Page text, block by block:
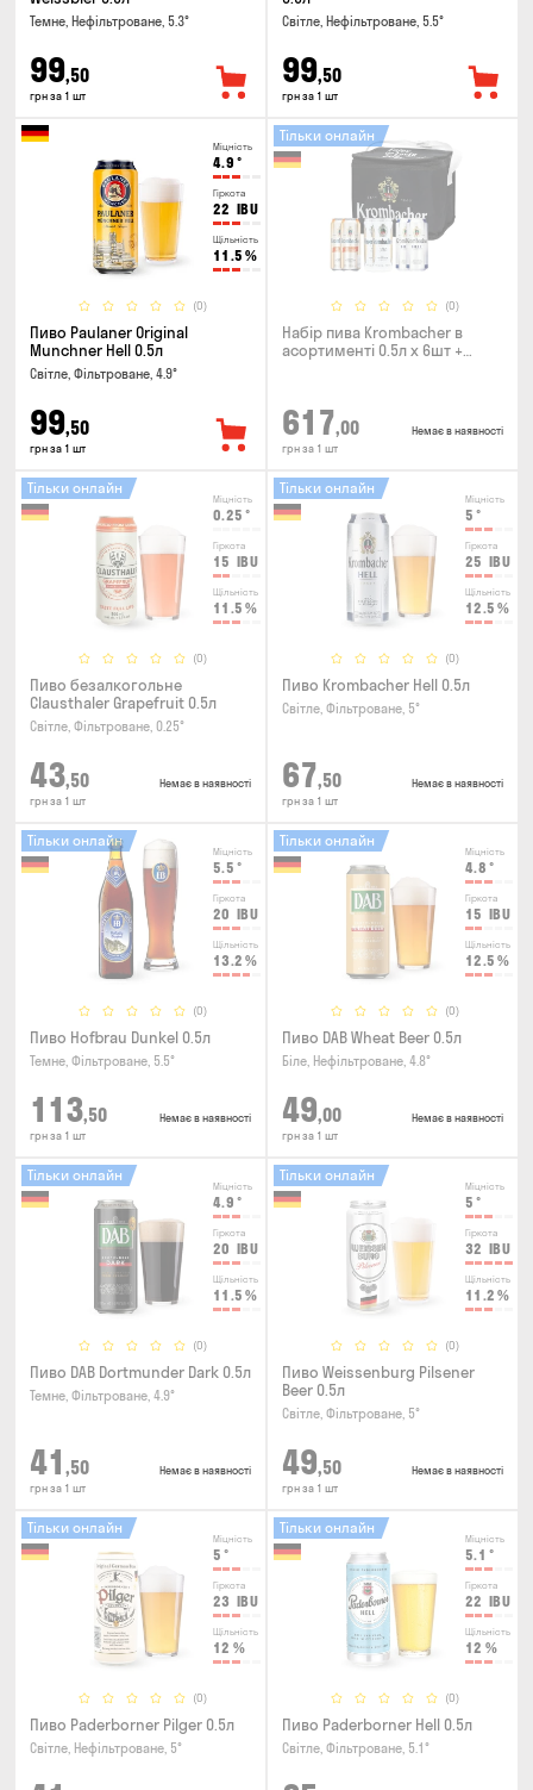
Темне, Нефільтроване, 5.3°
99,50
грн за 1 шт
Світле, Нефільтроване, 5.5°
99,50
грн за 1 шт
Міцність
4.9 °
Гіркота
22 IBU
Щільність
11.5 %
(0)
Пиво Paulaner Original
Munchner Hell 0.5л
Світле, Фільтроване, 4.9°
99,50
грн за 1 шт
(0)
Тільки онлайн
Набір пива Krombacher в
асортименті 0.5л х 6шт +
617,00
грн за 1 шт
Немає в наявності
Міцність
0.25 °
Гіркота
15 IBU
Щільність
11.5 %
(0)
Тільки онлайн
Пиво безалкогольне
Clausthaler Grapefruit 0.5л
Світле, Фільтроване, 0.25°
43,50
грн за 1 шт
Немає в наявності
Міцність
5 °
Гіркота
25 IBU
Щільність
12.5 %
(0)
Тільки онлайн
Пиво Krombacher Hell 0.5л
Світле, Фільтроване, 5°
67,50
грн за 1 шт
Немає в наявності
Міцність
5.5 °
Гіркота
20 IBU
Щільність
13.2 %
(0)
Тільки онлайн
Пиво Hofbrau Dunkel 0.5л
Темне, Фільтроване, 5.5°
113,50
грн за 1 шт
Немає в наявності
Міцність
4.8 °
Гіркота
15 IBU
Щільність
12.5 %
(0)
Тільки онлайн
Пиво DAB Wheat Beer 0.5л
Біле, Нефільтроване, 4.8°
49,00
грн за 1 шт
Немає в наявності
Міцність
4.9 °
Гіркота
20 IBU
Щільність
11.5 %
(0)
Тільки онлайн
Пиво DAB Dortmunder Dark 0.5л
Темне, Фільтроване, 4.9°
41 ,50
грн за 1 шт
Немає в наявності
Міцність
5 °
Гіркота
32 IBU
Щільність
11.2 %
(0)
Тільки онлайн
Пиво Weissenburg Pilsener
Beer 0.5л
Світле, Фільтроване, 5°
49,50
грн за 1 шт
Немає в наявності
Міцність
5 °
Гіркота
23 IBU
Щільність
12 %
(0)
Тільки онлайн
Пиво Paderborner Pilger 0.5л
Світле, Нефільтроване, 5°
Міцність
5.1 °
Гіркота
22 IBU
Щільність
12 %
(0)
Тільки онлайн
Пиво Paderborner Hell 0.5л
Світле, Фільтроване, 5.1°